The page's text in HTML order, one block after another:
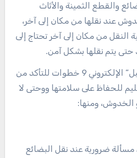
عند نقلها من مكان إلى آخر،
النقل من مكان إلى آخر تحتاج إلى
حتى يتم نقلها بشكل آمن.
وذكر موقع “ريل سيمبل” الإلكتروني 9 خطوات للتأكد من
للحفاظ على سلامتها ووحتى لا
الخدوش، ومنها:
مسألة ضرورية عند نقل البضائع